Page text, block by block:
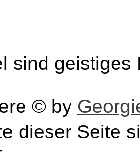
sind
© by
dieser Seite